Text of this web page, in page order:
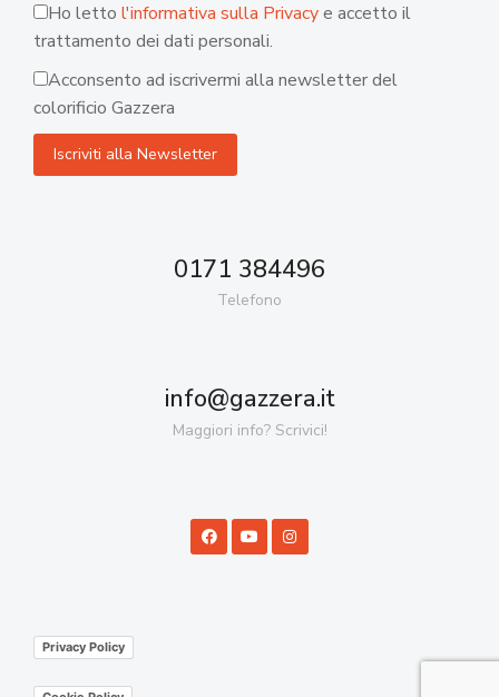
Ho letto l'informativa sulla Privacye accetto il
trattamento dei dati personali.
Acconsento ad iscrivermi alla newsletter del
colorificio Gazzera
0171 384496
Telefono
info@gazzera.it
Maggiori info? Scrivici!
Privacy Policy